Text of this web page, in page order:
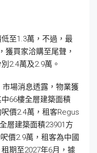
至1.3萬，不過，最
獲買家洽購至尾聲，
2.4萬及2.9萬。
場消息透露，物業獲
66樓全層建築面積
價2.4萬，租客Regus
層建築面積23901方
價2.9萬，租客為中國
期至2027年6月，據